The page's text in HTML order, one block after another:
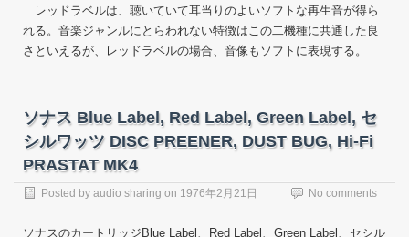
レッドラベルは、聴いていて耳当りのよいソフトな再生音が得ら
れる。音楽ジャンルにとらわれない特徴はこの二機種に共通した良
さといえるが、レッドラベルの場合、音像もソフトに表現する。
ソナス Blue Label, Red Label, Green Label, セ
シルワッツ DISC PREENER, DUST BUG, Hi-Fi
PRASTAT MK4
Posted by audio sharing on 1976年2月21日 No comments
ソナスのカートリッジBlue Label、Red Label、Green Label、セシル